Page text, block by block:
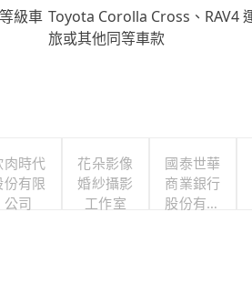
級車 Toyota Corolla Cross、RAV4
旅或其他同等車款
肉時代
份有限
公司
花朵影像
婚紗攝影
工作室
國泰世華
商業銀行
股份有限